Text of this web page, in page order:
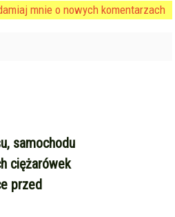
mnie o nowych komentarzach
samochodu
ciężarówek
przed